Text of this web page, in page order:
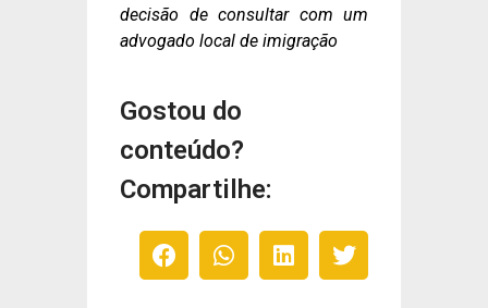
decisão de consultar com um
advogado local de imigração
Gostou do
conteúdo?
Compartilhe: